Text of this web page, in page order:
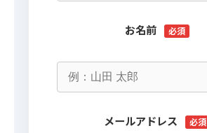
お名前 必須
メールアドレス 必須